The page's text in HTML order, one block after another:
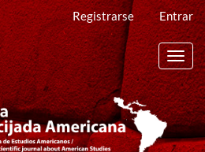
Registrarse Entrar